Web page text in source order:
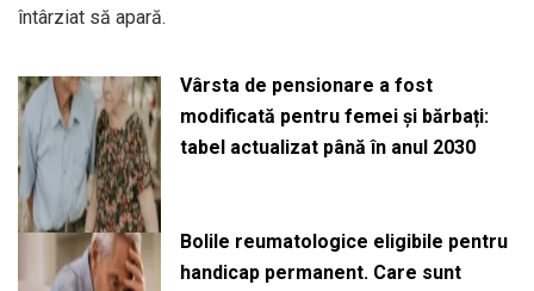
întârziat să apară.
Vârsta de pensionare a fost
modificată pentru femei și bărbați:
tabel actualizat până în anul 2030
Bolile reumatologice eligibile pentru
handicap permanent. Care sunt